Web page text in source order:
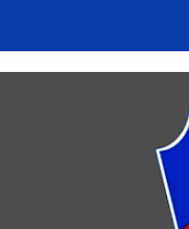
pembelajaran. Kriteria
pendidik dapat